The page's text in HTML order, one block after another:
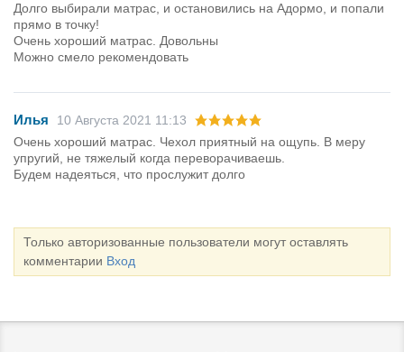
Долго выбирали матрас, и остановились на Адормо, и попали
прямо в точку!
Очень хороший матрас. Довольны
Можно смело рекомендовать
Илья
10 Августа 2021 11:13
Очень хороший матрас. Чехол приятный на ощупь. В меру
упругий, не тяжелый когда переворачиваешь.
Будем надеяться, что прослужит долго
Только авторизованные пользователи могут оставлять
комментарии Вход